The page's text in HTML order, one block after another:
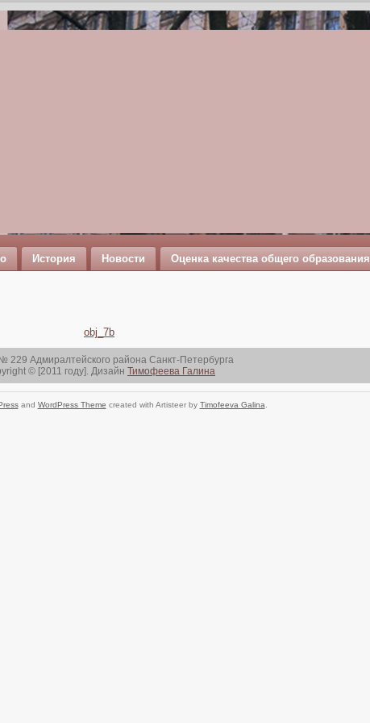
История Новости Оценка качества общего образования
obj_7b
229 Адмиралтейского района Санкт-Петербурга
© [2011 году]. Дизайн Тимофеева Галина
and WordPress Theme created with Artisteer by Timofeeva Galina